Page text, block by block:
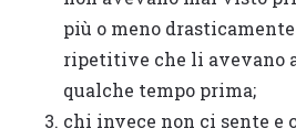
più o meno
ripetitive che li avevano
qualche tempo prima;
chi invece non ci sente e